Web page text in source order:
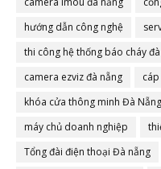
hướng dẫn công nghệ
thi công hệ thống báo cháy
camera ezviz đà nẵng
khóa cửa thông minh Đà Nẵng
máy chủ doanh nghiệp
Tổng đài điện thoại Đà nẵng